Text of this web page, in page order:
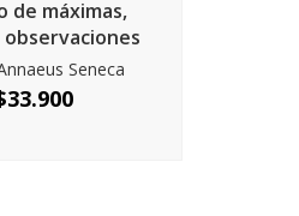
de máximas,
observaciones
Seneca
33.900